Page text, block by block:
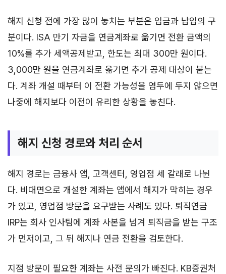
해지 신청 전에 가장 많이 놓치는 부분은 입금과 납입의 구
분이다. ISA 만기 자금을 연금계좌로 옮기면 전환 금액의
10%를 추가 세액공제받고, 한도는 최대 300만 원이다.
3,000만 원을 연금계좌로 옮기면 추가 공제 대상이 붙는
다. 계좌 개설 때부터 이 전환 가능성을 염두에 두지 않으면
나중에 해지보다 이전이 유리한 상황을 놓친다.
해지 신청 경로와 처리 순서
해지 경로는 금융사 앱, 고객센터, 영업점 세 갈래로 나뉜
다. 비대면으로 개설한 계좌는 앱에서 해지가 막히는 경우
가 있고, 영업점 방문을 요구받는 사례도 있다. 퇴직연금
IRP는 회사 인사팀에 계좌 사본을 넘겨 퇴직금을 받는 구조
가 먼저이고, 그 뒤 해지나 연금 전환을 검토한다.
지점 방문이 필요한 계좌는 사전 문의가 빠진다. KB증권처